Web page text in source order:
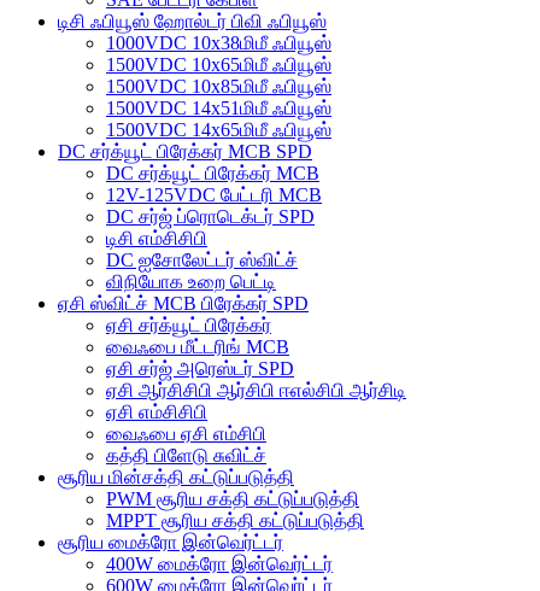
டிசி ஃபியூஸ் ஹோல்டர் பிவி ஃபியூஸ்
1000VDC 10x38மிமீ ஃபியூஸ்
1500VDC 10x65மிமீ ஃபியூஸ்
1500VDC 10x85மிமீ ஃபியூஸ்
1500VDC 14x51மிமீ ஃபியூஸ்
1500VDC 14x65மிமீ ஃபியூஸ்
DC சர்க்யூட் பிரேக்கர் MCB SPD
DC சர்க்யூட் பிரேக்கர் MCB
12V-125VDC பேட்டரி MCB
DC சர்ஜ் ப்ரொடெக்டர் SPD
டிசி எம்சிசிபி
DC ஐசோலேட்டர் ஸ்விட்ச்
விநியோக உறை பெட்டி
ஏசி ஸ்விட்ச் MCB பிரேக்கர் SPD
ஏசி சர்க்யூட் பிரேக்கர்
வைஃபை மீட்டரிங் MCB
ஏசி சர்ஜ் அரெஸ்டர் SPD
ஏசி ஆர்சிசிபி ஆர்சிபி ஈஎல்சிபி ஆர்சிடி
ஏசி எம்சிசிபி
வைஃபை ஏசி எம்சிபி
கத்தி பிளேடு சுவிட்ச்
சூரிய மின்சக்தி கட்டுப்படுத்தி
PWM சூரிய சக்தி கட்டுப்படுத்தி
MPPT சூரிய சக்தி கட்டுப்படுத்தி
சூரிய மைக்ரோ இன்வெர்ட்டர்
400W மைக்ரோ இன்வெர்ட்டர்
600W மைக்ரோ இன்வெர்ட்டர்